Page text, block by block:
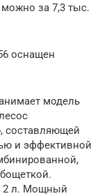
за 7,3 тыс.
оснащен
модель
составляющей
и эффективной
2 л. Мощный